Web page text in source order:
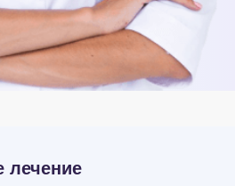
лечение